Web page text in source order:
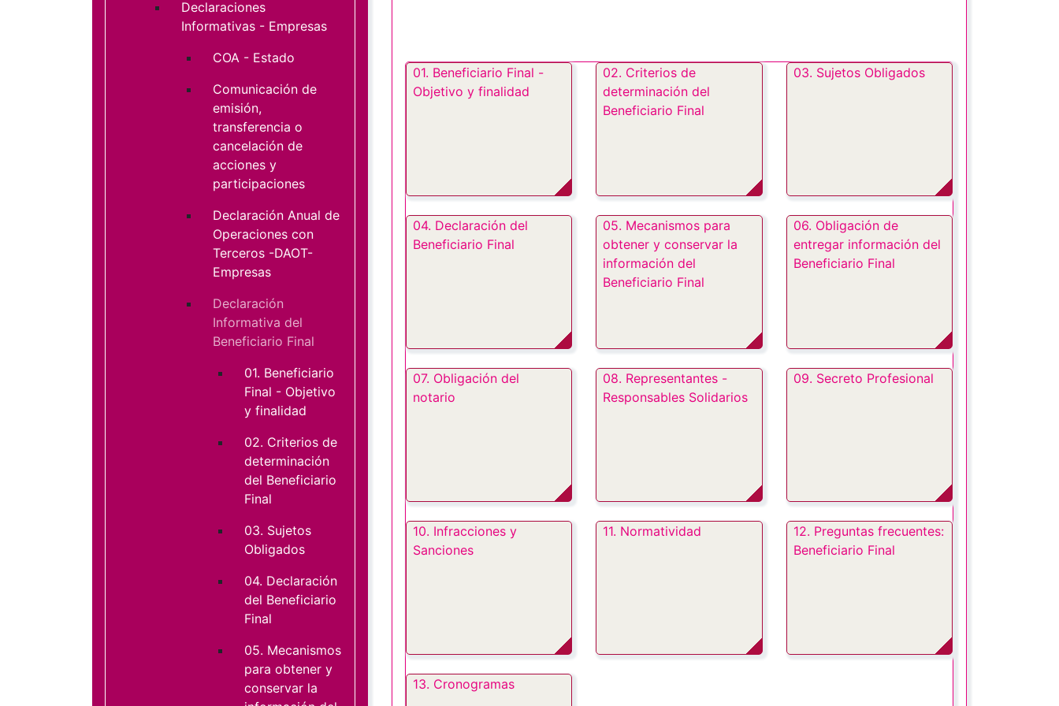
01. Beneficiario Final -
Objetivo y finalidad
02. Criterios de
determinación del
Beneficiario Final
03. Sujetos Obligados
04. Declaración del
Beneficiario Final
05. Mecanismos para
obtener y conservar la
información del
Beneficiario Final
06. Obligación de
entregar información del
Beneficiario Final
07. Obligación del
notario
08. Representantes -
Responsables Solidarios
09. Secreto Profesional
10. Infracciones y
Sanciones
11. Normatividad
12. Preguntas frecuentes:
Beneficiario Final
13. Cronogramas
Declaraciones
Informativas - Empresas
COA - Estado
Comunicación de
emisión,
transferencia o
cancelación de
acciones y
participaciones
Declaración Anual de
Operaciones con
Terceros -DAOT-
Empresas
Declaración
Informativa del
Beneficiario Final
01. Beneficiario
Final - Objetivo
y finalidad
02. Criterios de
determinación
del Beneficiario
Final
03. Sujetos
Obligados
04. Declaración
del Beneficiario
Final
05. Mecanismos
para obtener y
conservar la